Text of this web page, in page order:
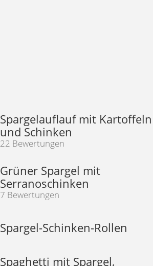
Spargelauflauf mit Kartoffeln
und Schinken
22 Bewertungen
Grüner Spargel mit
Serranoschinken
7 Bewertungen
Spargel-Schinken-Rollen
Spaghetti mit Spargel,